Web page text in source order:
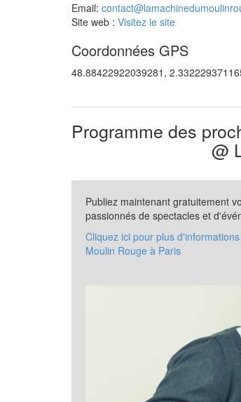
Email:
Site web : Visitez le site
Coordonnées GPS
48.88422922039281,
Programme des
@
Publiez maintenant gratuitement
passionnés de spectacles et
Cliquez ici pour plus
Moulin Rouge à Paris